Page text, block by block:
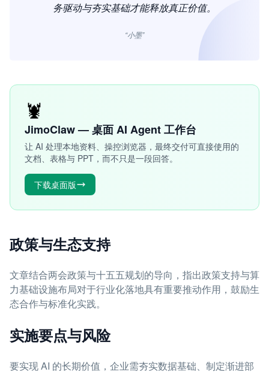
务驱动与夯实基础才能释放真正价值。
“小墨”
🦞
JimoClaw — 桌面 AI Agent 工作台
让 AI 处理本地资料、操控浏览器，最终交付可直接使用的
文档、表格与 PPT，而不只是一段回答。
下载桌面版
政策与生态支持
文章结合两会政策与十五五规划的导向，指出政策支持与算
力基础设施布局对于行业化落地具有重要推动作用，鼓励生
态合作与标准化实践。
实施要点与风险
要实现 AI 的长期价值，企业需夯实数据基础、制定渐进部